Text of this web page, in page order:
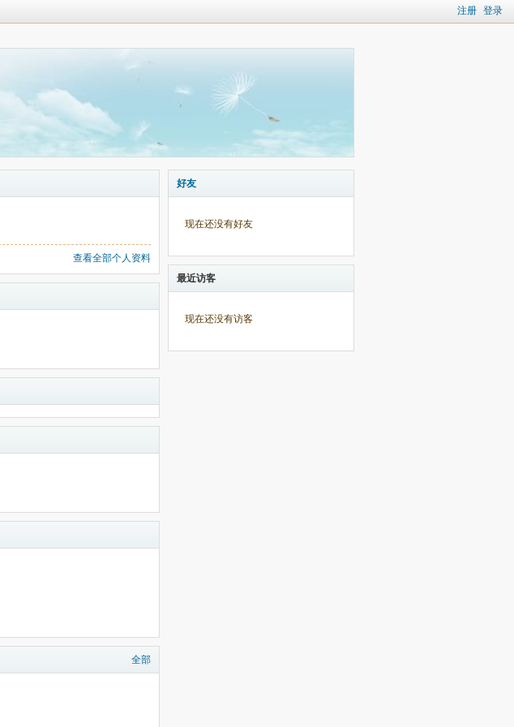
注册 登录
查看全部个人资料
全部
好友
现在还没有好友
最近访客
现在还没有访客